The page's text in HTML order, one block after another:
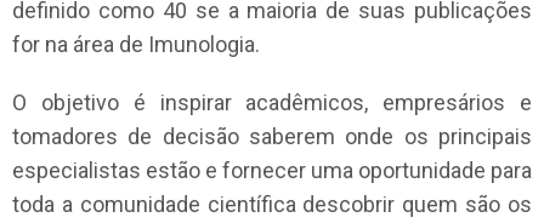
definido como 40 se a maioria de suas publicações
for na área de Imunologia.
O objetivo é inspirar acadêmicos, empresários e
tomadores de decisão saberem onde os principais
especialistas estão e fornecer uma oportunidade para
toda a comunidade científica descobrir quem são os